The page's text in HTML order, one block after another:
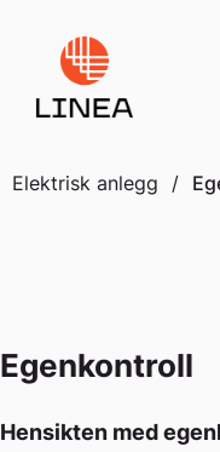
content
Elektrisk anlegg /
Egenkontroll
Hensikten med